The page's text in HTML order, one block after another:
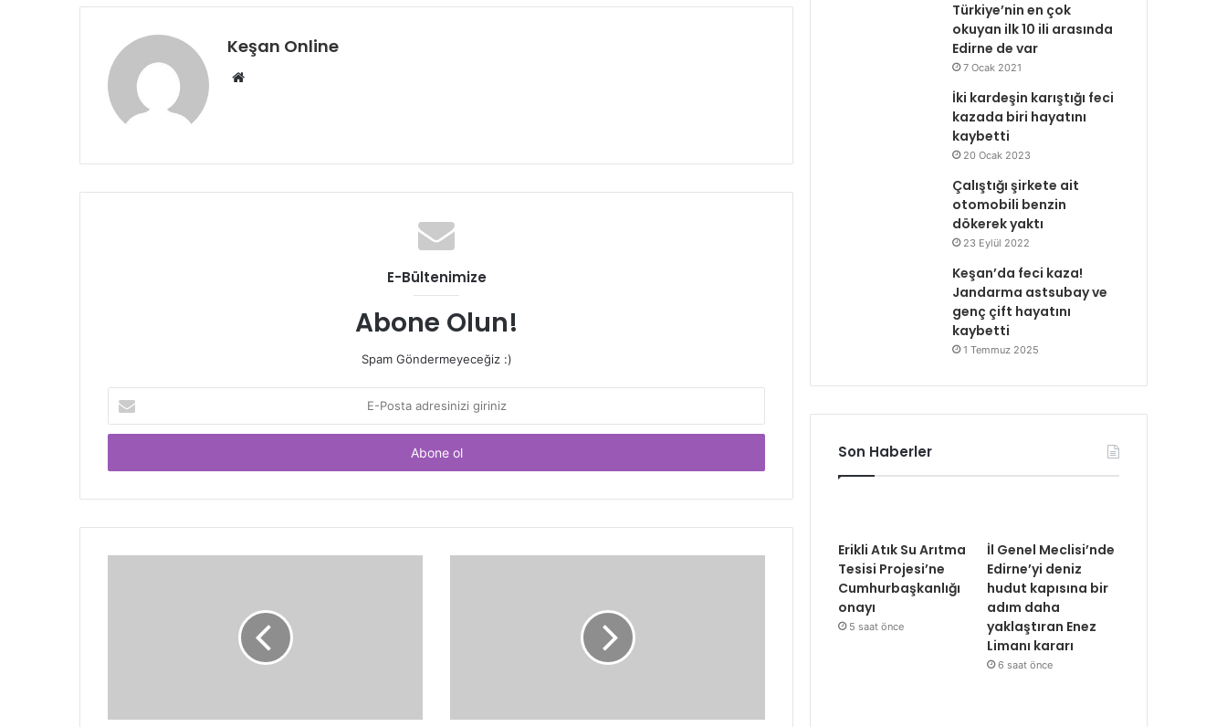
Keşan Online
Web
E-Bültenimize
Abone Olun!
Spam Göndermeyeceğiz :)
Posta
adresinizi
Türkiye’nin en çok
okuyan ilk 10 ili arasında
Edirne de var
7 Ocak 2021
İki kardeşin karıştığı feci
kazada biri hayatını
kaybetti
20 Ocak 2023
Çalıştığı şirkete ait
otomobili benzin
dökerek yaktı
23 Eylül 2022
Keşan’da feci kaza!
Jandarma astsubay ve
genç çift hayatını
kaybetti
1 Temmuz 2025
Son Haberler
Erikli Atık Su Arıtma
Tesisi Projesi’ne
Cumhurbaşkanlığı
onayı
5 saat önce
İl Genel Meclisi’nde
Edirne’yi deniz
hudut kapısına bir
adım daha
yaklaştıran Enez
Limanı kararı
6 saat önce